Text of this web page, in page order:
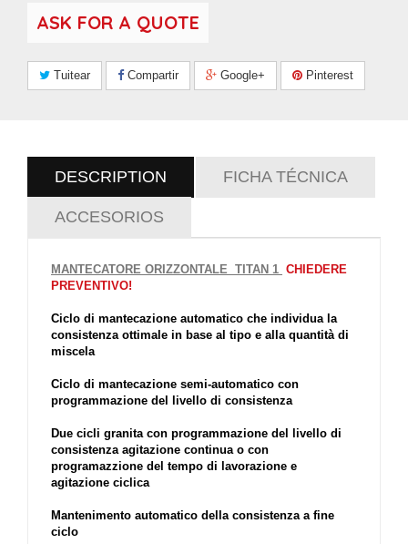
ASK FOR A QUOTE
Tuitear Compartir Google+ Pinterest
DESCRIPTION FICHA TÉCNICA
ACCESORIOS
MANTECATORE ORIZZONTALE TITAN 1 CHIEDERE
PREVENTIVO!
Ciclo di mantecazione automatico che individua la
consistenza ottimale in base al tipo e alla quantità di
miscela
Ciclo di mantecazione semi-automatico con
programmazione del livello di consistenza
Due cicli granita con programmazione del livello di
consistenza agitazione continua o con
programazzione del tempo di lavorazione e
agitazione ciclica
Mantenimento automatico della consistenza a fine
ciclo